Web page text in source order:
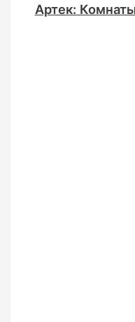
Артек: